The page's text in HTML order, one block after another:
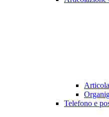
Telefono e